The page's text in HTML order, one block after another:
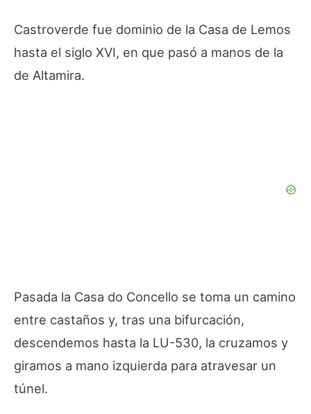
Castroverde fue dominio de la Casa de Lemos
hasta el siglo XVI, en que pasó a manos de la
de Altamira.
Pasada la Casa do Concello se toma un camino
entre castaños y, tras una bifurcación,
descendemos hasta la LU-530, la cruzamos y
giramos a mano izquierda para atravesar un
túnel.